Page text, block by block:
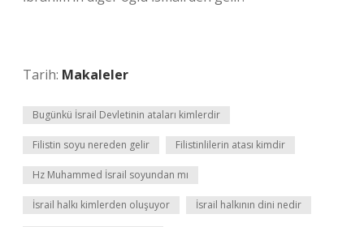
Tarih: Makaleler
Bugünkü İsrail Devletinin ataları kimlerdir
Filistin soyu nereden gelir Filistinlilerin atası kimdir
Hz Muhammed İsrail soyundan mı
İsrail halkı kimlerden oluşuyor İsrail halkının dini nedir